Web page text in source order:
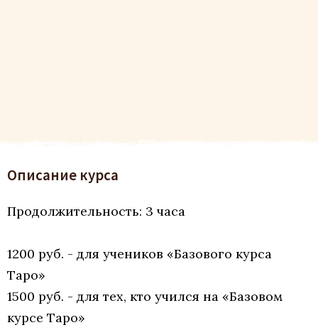
Описание курса
Продолжительность: 3 часа
1200 руб. - для учеников «Базового курса
Таро»
1500 руб. - для тех, кто учился на «Базовом
курсе Таро»